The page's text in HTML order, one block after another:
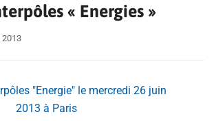
« Energies »
2013